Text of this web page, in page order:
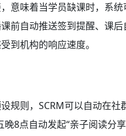
意味着当学员缺课时，系
前自动推送签到提醒、课
到机构的响应速度。
则，SCRM可以自动在社
8点自动发起“亲子阅读分